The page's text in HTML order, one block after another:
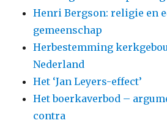
Henri Bergson: religie en
gemeenschap
Herbestemming
Nederland
Het ‘Jan Leyers-effect’
Het boerkaverbod –
contra